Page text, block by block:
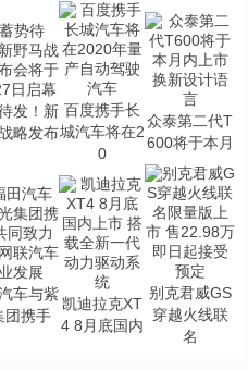
发！新
略发布
百度携手长
城汽车将在2
0
众泰第二代T
600将于本月
车与紫
团携手
凯迪拉克XT
4 8月底国内
别克君威GS
穿越火线联
名